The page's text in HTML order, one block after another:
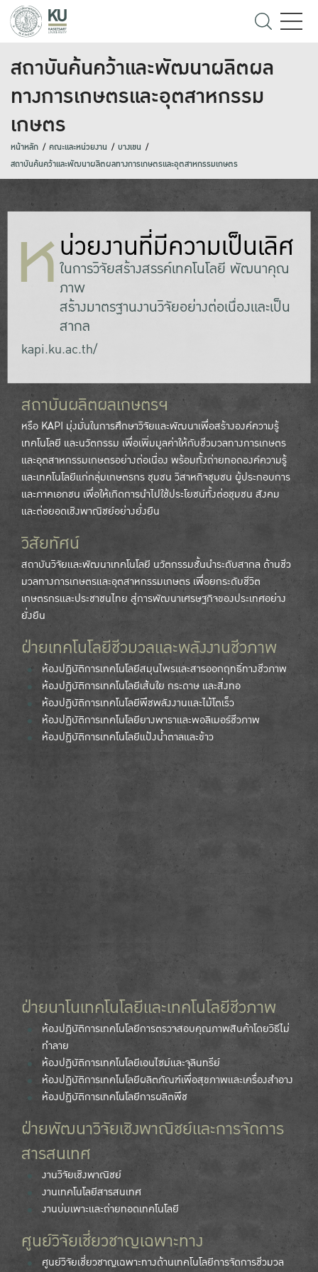
สถาบันค้นคว้าและพัฒนาผลิตผล
ทางการเกษตรและอุตสาหกรรม
เกษตร
หน้าหลัก คณะและหน่วยงาน
บางเขน
สถาบันค้นคว้าและพัฒนาผลิตผลทางการเกษตรและอุตสาหกรรมเกษตร
หน่วยงานที่มีความเป็นเลิศ
ในการวิจัยสร้างสรรค์เทคโนโลยี พัฒนาคุณ
ภาw
สร้างมาตรฐานงานวิจัยอย่างต่อเนื่องและเป็น
สากล
kapi.ku.ac.th/
สถาบันผลิตผลเกษตรฯ
หรือ KAPI มุ่งมั่นในการศึกษาวิจัยและพัฒนาเพื่อสร้างองค์ความรู้
เทคโนโลยี และนวัตกรรม เพื่อเพิ่มมูลค่าให้กับชีวมวลทางการเกษตร
และอุตสาหกรรมเกษตรอย่างต่อเนื่อง พร้อมทั้งถ่ายทอดองค์ความรู้
และเทคโนโลยีแก่กลุ่มเกษตรกร ชุมชน วิสาหกิจชุมชน ผู้ประกอบการ
และภาคเอกชน เพื่อให้เกิดการนำไปใช้ประโยชน์ทั้งต่อชุมชน สังคม
และต่อยอดเชิงพาณิชย์อย่างยั่งยืน
วิสัยทัศน์
สถาบันวิจัยและพัฒนาเทคโนโลยี นวัตกรรมชั้นนำระดับสากล ด้านชีว
มวลทางการเกษตรและอุตสาหกรรมเกษตร เพื่อยกระดับชีวิต
เกษตรกรและประชาชนไทย สู่การพัฒนาเศรษฐกิจของประเทศอย่าง
ยั่งยืน
ฝ่ายเทคโนโลยีชีวมวลและพลังงานชีวภาพ
ห้องปฏิบัติการเทคโนโลยีสมุนไพรและสารออกฤทธิ์ทางชีวภาพ
ห้องปฏิบัติการเทคโนโลยีเส้นใย กระดาษ และสิ่งทอ
ห้องปฏิบัติการเทคโนโลยีพืชพลังงานและไม้โตเร็ว
ห้องปฏิบัติการเทคโนโลยียางพาราและพอลิเมอร์ชีวภาพ
ห้องปฏิบัติการเทคโนโลยีแป้งน้ำตาลและข้าว
ฝ่ายนาโนเทคโนโลยีและเทคโนโลยีชีวภาพ
ห้องปฏิบัติการเทคโนโลยีการตรวจสอบคุณภาพสินค้าโดยวิธีไม่
ทำลาย
ห้องปฏิบัติการเทคโนโลยีเอนไซม์และจุลินทรีย์
ห้องปฏิบัติการเทคโนโลยีผลิตภัณฑ์เพื่อสุขภาพและเครื่องสำอาง
ห้องปฏิบัติการเทคโนโลยีการผลิตพืช
ฝ่ายพัฒนาวิจัยเชิงพาณิชย์และการจัดการ
สารสนเทศ
งานวิจัยเชิงพาณิชย์
งานเทคโนโลยีสารสนเทศ
งานบ่มเพาะและถ่ายทอดเทคโนโลยี
ศูนย์วิจัยเชี่ยวชาญเฉพาะทาง
ศูนย์วิจัยเชี่ยวชาญเฉพาะทางด้านเทคโนโลยีการจัดการชีวมวล